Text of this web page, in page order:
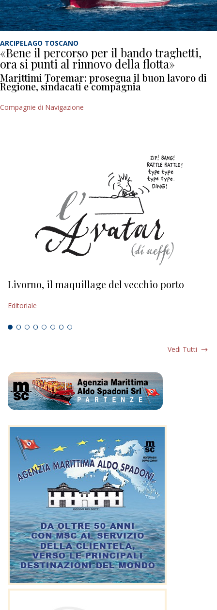
ARCIPELAGO TOSCANO
«Bene il percorso per il bando traghetti,
ora si punti al rinnovo della flotta»
Marittimi Toremar: prosegua il buon lavoro di
Regione, sindacati e compagnia
Compagnie di Navigazione
Livorno, il maquillage del vecchio porto
Editoriale
Vedi Tutti